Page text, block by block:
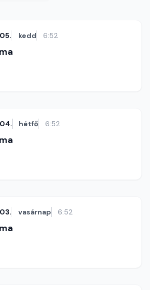
kedd 6:52
hétfő 6:52
vasárnap 6:52